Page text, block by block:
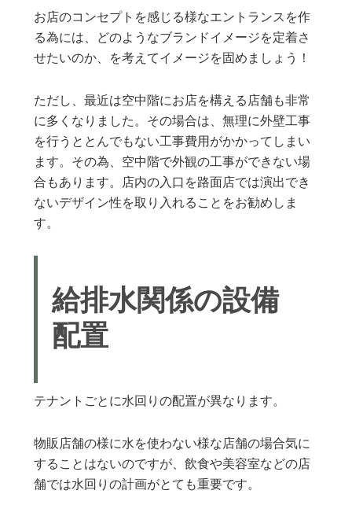
お店のコンセプトを感じる様なエントランスを作
る為には、どのようなブランドイメージを定着さ
せたいのか、を考えてイメージを固めましょう！
ただし、最近は空中階にお店を構える店舗も非常
に多くなりました。その場合は、無理に外壁工事
を行うととんでもない工事費用がかかってしまい
ます。その為、空中階で外観の工事ができない場
合もあります。店内の入口を路面店では演出でき
ないデザイン性を取り入れることをお勧めしま
す。
給排水関係の設備
配置
テナントごとに水回りの配置が異なります。
物販店舗の様に水を使わない様な店舗の場合気に
することはないのですが、飲食や美容室などの店
舗では水回りの計画がとても重要です。